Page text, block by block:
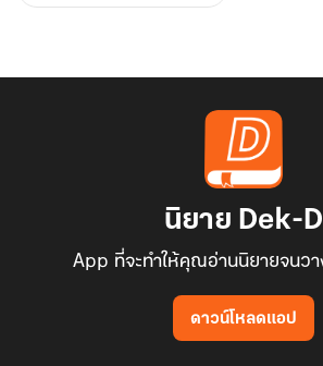
นิยาย Dek-D
App ที่จะทำให้คุณอ่านนิยายจนวา
ดาวน์โหลดแอป